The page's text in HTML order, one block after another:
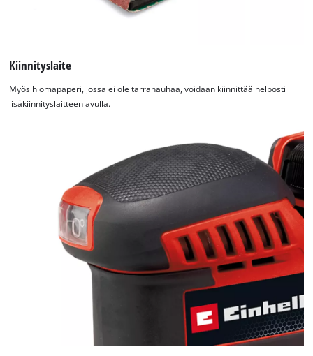
Kiinnityslaite
Myös hiomapaperi, jossa ei ole tarranauhaa, voidaan kiinnittää helposti
lisäkiinnityslaitteen avulla.